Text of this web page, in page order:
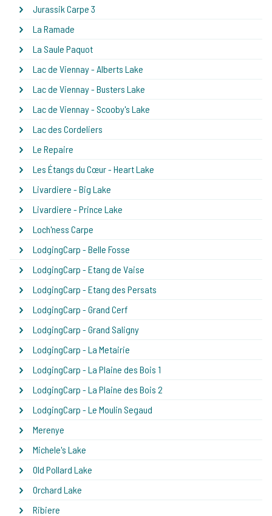
Jurassik Carpe 3
La Ramade
La Saule Paquot
Lac de Viennay - Alberts Lake
Lac de Viennay - Busters Lake
Lac de Viennay - Scooby's Lake
Lac des Cordeliers
Le Repaire
Les Étangs du Cœur - Heart Lake
Livardiere - Big Lake
Livardiere - Prince Lake
Loch'ness Carpe
LodgingCarp - Belle Fosse
LodgingCarp - Etang de Vaise
LodgingCarp - Etang des Persats
LodgingCarp - Grand Cerf
LodgingCarp - Grand Saligny
LodgingCarp - La Metairie
LodgingCarp - La Plaine des Bois 1
LodgingCarp - La Plaine des Bois 2
LodgingCarp - Le Moulin Segaud
Merenye
Michele's Lake
Old Pollard Lake
Orchard Lake
Ribiere